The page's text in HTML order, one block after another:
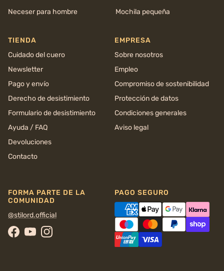
Neceser para hombre
Mochila pequeña
TIENDA
Cuidado del cuero
Newsletter
Pago y envío
Derecho de desistimiento
Formulario de desistimiento
Ayuda / FAQ
Devoluciones
Contacto
EMPRESA
Sobre nosotros
Empleo
Compromiso de sostenibilidad
Protección de datos
Condiciones generales
Aviso legal
FORMA PARTE DE LA
COMUNIDAD
@stilord.official
Facebook
YouTubeInstagram
PAGO SEGURO